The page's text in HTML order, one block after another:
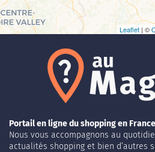
Leaflet | ©
Portail en ligne du shopping en
Nous vous accompagnons au
actualités shopping et bien d’autres